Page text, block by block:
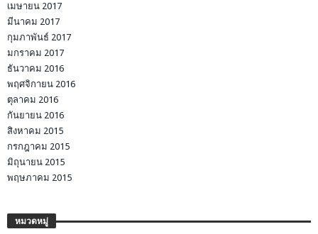
เมษายน 2017
มีนาคม 2017
กุมภาพันธ์ 2017
มกราคม 2017
ธันวาคม 2016
พฤศจิกายน 2016
ตุลาคม 2016
กันยายน 2016
สิงหาคม 2015
กรกฎาคม 2015
มิถุนายน 2015
พฤษภาคม 2015
หมวดหมู่